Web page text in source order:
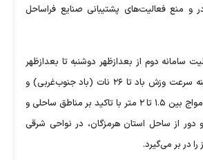
و منع فعالیت‌های پشتیبانی صنایع فراساحل
سامانه دوم از بعدازظهر دوشنبه تا بعدازظهر
سه‌شنبه، افزایش بیشینه سرعت وزش باد تا ۲۶ نات (باد جنوب‌غربی) و
افزایش بیشینه ارتفاع امواج بین ۱.۵ تا ۲ متر با تاکید بر مناطق ساحلی و
دور از ساحل استان هرمزگان، در نواحی شرقی
در بر می‌گیرد.